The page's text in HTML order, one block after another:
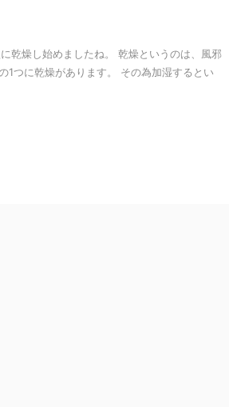
乾燥し始めましたね。 乾燥というのは、風邪
1つに乾燥があります。 その為加湿するとい